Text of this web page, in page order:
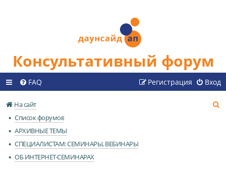
Консультативный форум
FAQ Вход
Регистрация
На сайт
Список форумов
АРХИВНЫЕ ТЕМЫ
СПЕЦИАЛИСТАМ: СЕМИНАРЫ, ВЕБИНАРЫ
ОБ ИНТЕРНЕТ-СЕМИНАРАХ